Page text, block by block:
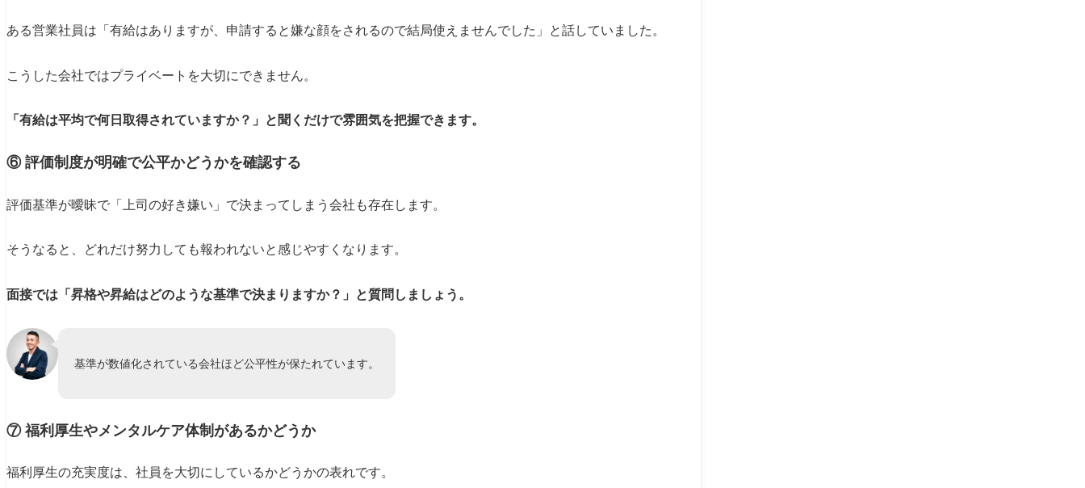
ある営業社員は「有給はありますが、申請すると嫌な顔をされるので結局使えませんでした」と話していました。
こうした会社ではプライベートを大切にできません。
「有給は平均で何日取得されていますか？」と聞くだけで雰囲気を把握できます。
⑥ 評価制度が明確で公平かどうかを確認する
評価基準が曖昧で「上司の好き嫌い」で決まってしまう会社も存在します。
そうなると、どれだけ努力しても報われないと感じやすくなります。
面接では「昇格や昇給はどのような基準で決まりますか？」と質問しましょう。
基準が数値化されている会社ほど公平性が保たれています。
⑦ 福利厚生やメンタルケア体制があるかどうか
福利厚生の充実度は、社員を大切にしているかどうかの表れです。